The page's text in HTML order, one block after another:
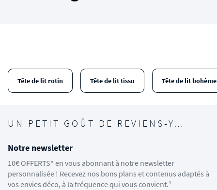
Tête de lit rotin Tête de lit tissu Tête de lit bohème
UN PETIT GOÛT DE REVIENS-Y…
Notre newsletter
10€ OFFERTS* en vous abonnant à notre newsletter
personnalisée ! Recevez nos bons plans et contenus adaptés à
vos envies déco, à la fréquence qui vous convient.¹